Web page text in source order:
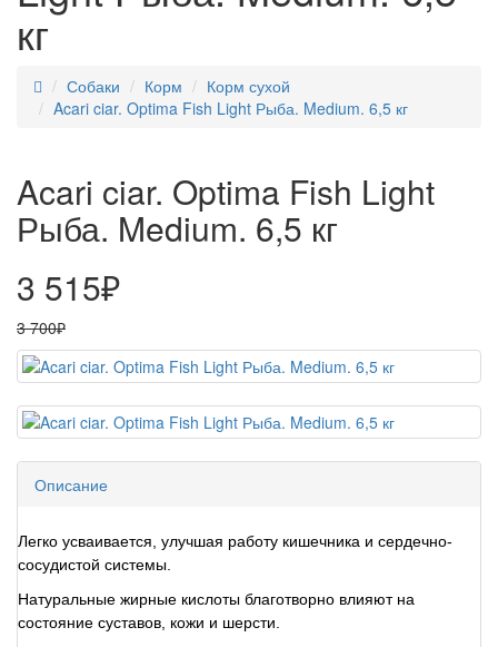
кг
Собаки Корм
Корм сухой
Acari ciar. Optima Fish Light Рыба. Medium. 6,5 кг
Acari ciar. Optima Fish Light
Рыба. Medium. 6,5 кг
3 515₽
3 700₽
Описание
Легко усваивается, улучшая работу кишечника и сердечно-
сосудистой системы.
Натуральные жирные кислоты благотворно влияют на
состояние суставов, кожи и шерсти.